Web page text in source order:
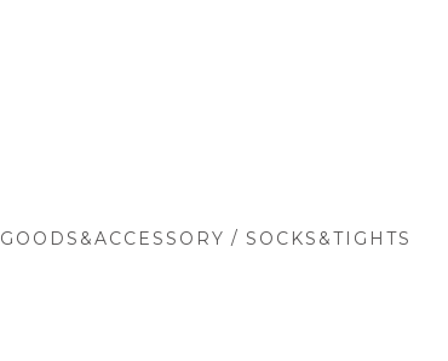
GOODS&ACCESSORY / SOCKS&TIGHTS